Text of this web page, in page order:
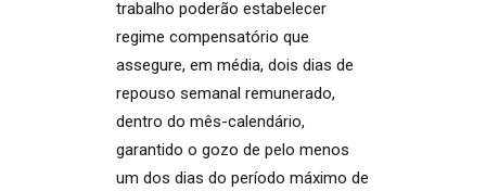
trabalho poderão estabelecer
regime compensatório que
assegure, em média, dois dias de
repouso semanal remunerado,
dentro do mês-calendário,
garantido o gozo de pelo menos
um dos dias do período máximo de